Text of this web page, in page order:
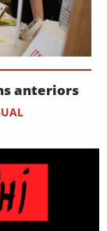
anteriors